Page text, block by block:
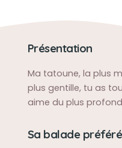
Présentation
Ma tatoune, la plus
plus gentille, tu as
aime du plus
Sa balade